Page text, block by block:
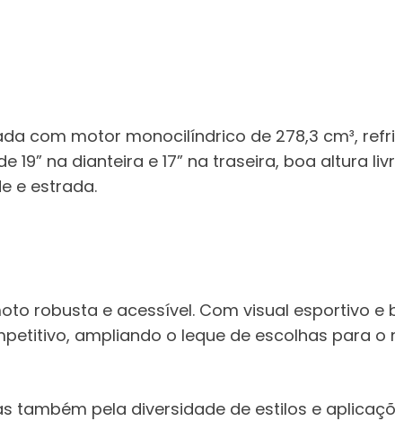
com motor monocilíndrico de 278,3 cm³,
na dianteira e 17” na traseira, boa altura
e estrada.
robusta e acessível. Com visual esportivo e
ampliando o leque de escolhas para o
também pela diversidade de estilos e